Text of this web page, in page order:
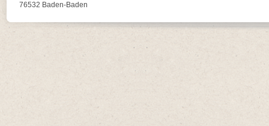
76532 Baden-Baden